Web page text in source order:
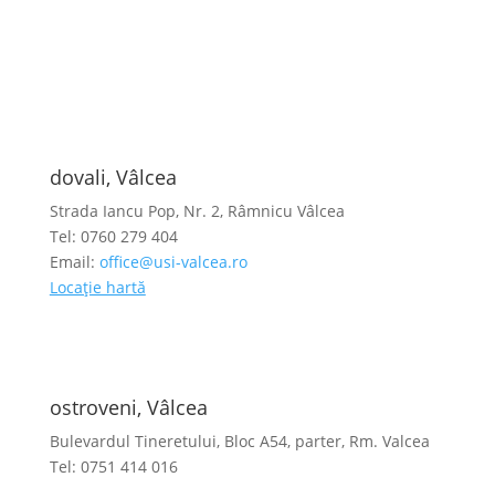
dovali, Vâlcea
Strada Iancu Pop, Nr. 2, Râmnicu Vâlcea
Tel: 0760 279 404
Email: office@usi-valcea.ro
Locație hartă
ostroveni, Vâlcea
Bulevardul Tineretului, Bloc A54, parter, Rm. Valcea
Tel: 0751 414 016